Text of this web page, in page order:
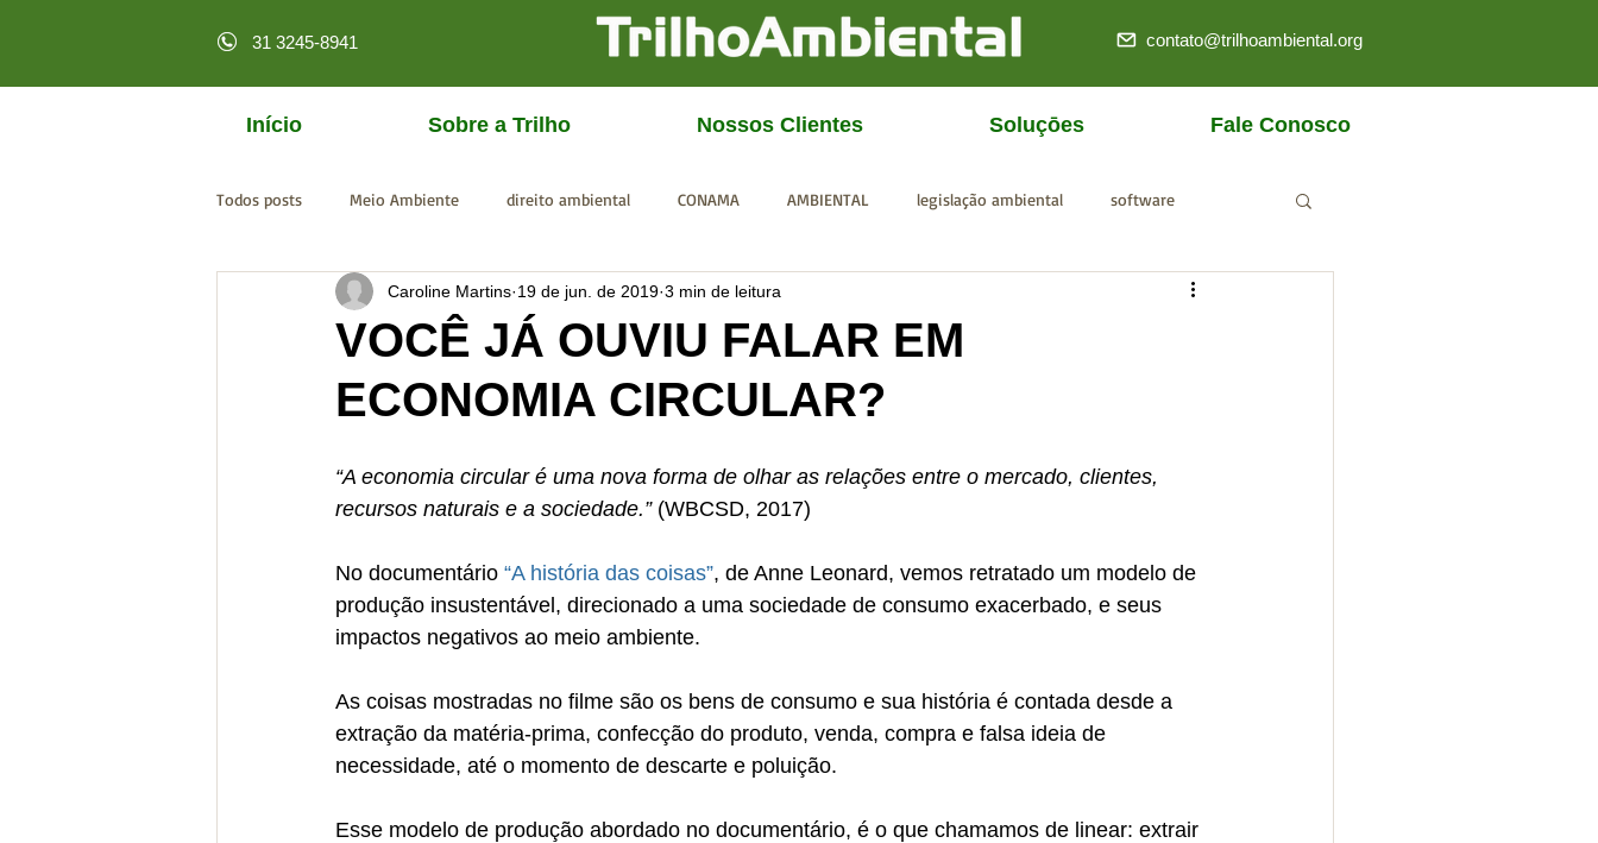
31 3245-8941 contato@trilhoambiental.org
Início Sobre a Trilho Nossos Clientes Soluçōes Fale Conosco
Todos posts Meio Ambiente direito ambiental CONAMA AMBIENTAL legislação ambiental software
licenciamento online MPF CGU IBAMA SISEMA
VOCÊ JÁ OUVIU FALAR EM
ECONOMIA CIRCULAR?
Caroline Martins 19 de jun. de 2019 3 min de leitura
“A economia circular é uma nova forma de olhar as relações entre o mercado, clientes,
recursos naturais e a sociedade.” (WBCSD, 2017)
No documentário “A história das coisas”, de Anne Leonard, vemos retratado um modelo de
produção insustentável, direcionado a uma sociedade de consumo exacerbado, e seus
impactos negativos ao meio ambiente.
As coisas mostradas no filme são os bens de consumo e sua história é contada desde a
extração da matéria-prima, confecção do produto, venda, compra e falsa ideia de
necessidade, até o momento de descarte e poluição.
Esse modelo de produção abordado no documentário, é o que chamamos de linear: extrair